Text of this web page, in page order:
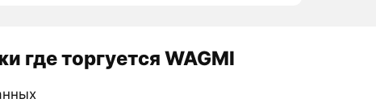
где торгуется WAGMI